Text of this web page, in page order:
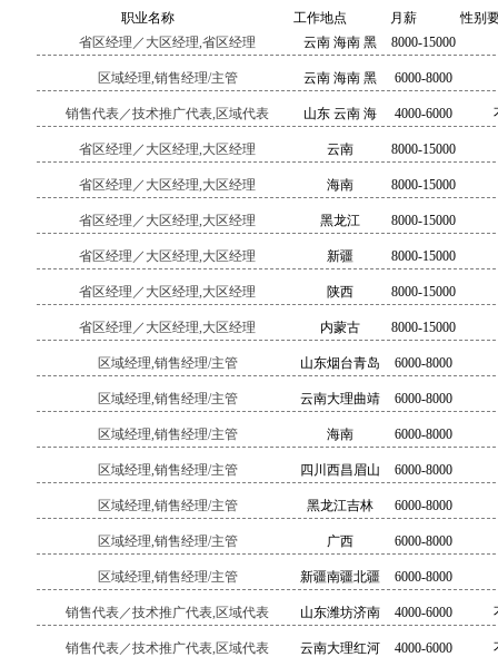
职业名称 工作地点 月薪
性别
省区经理／大区经理,省区经理
云南 海南 黑
南 西北
8000-15000
区域经理,销售经理/主管
云南 海南 黑
南 西北
6000-8000
销售代表／技术推广代表,区域代表
山东 云南 海
4000-6000
省区经理／大区经理,大区经理 云南 8000-15000
省区经理／大区经理,大区经理 海南 8000-15000
省区经理／大区经理,大区经理 黑龙江 8000-15000
省区经理／大区经理,大区经理 新疆 8000-15000
省区经理／大区经理,大区经理 陕西 8000-15000
省区经理／大区经理,大区经理 内蒙古 8000-15000
区域经理,销售经理/主管
山东烟台青岛
6000-8000
区域经理,销售经理/主管
云南大理曲靖
6000-8000
区域经理,销售经理/主管 海南 6000-8000
区域经理,销售经理/主管
四川西昌眉山
6000-8000
区域经理,销售经理/主管 黑龙江吉林 6000-8000
区域经理,销售经理/主管 广西 6000-8000
区域经理,销售经理/主管 新疆南疆北疆 6000-8000
销售代表／技术推广代表,区域代表
山东潍坊济南
4000-6000
销售代表／技术推广代表,区域代表
云南大理红河
4000-6000